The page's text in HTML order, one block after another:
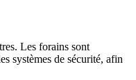
Les forains sont
systèmes de sécurité, afin